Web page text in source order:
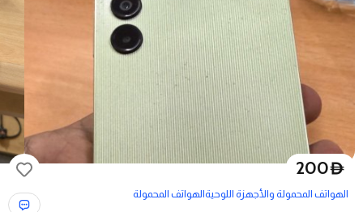
D
200
الهواتف المحمولة والأجهزة اللوحيةالهواتف المحمولة